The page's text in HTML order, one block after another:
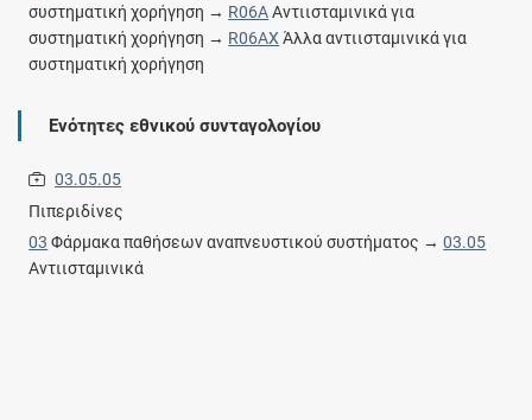
συστηματική χορήγηση → R06AΑντιισταμινικά για
συστηματική χορήγηση → R06AX Άλλα αντιισταμινικά για
συστηματική χορήγηση
Ενότητες εθνικού συνταγολογίου
03.05.05
Πιπεριδίνες
03 Φάρμακα παθήσεων αναπνευστικού συστήματος →03.05
Αντιισταμινικά